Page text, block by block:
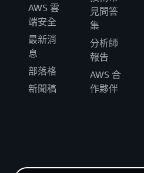
AWS 雲
端安全
最新消
息
部落格
新聞稿
見問答
集
分析師
報告
AWS 合
作夥伴